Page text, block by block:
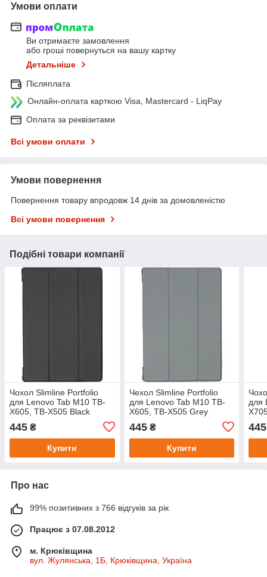
Умови оплати
Ви отримаєте замовлення
або гроші повернуться на вашу картку
Детальніше
Післяплата
Онлайн-оплата карткою Visa, Mastercard - LiqPay
Оплата за реквізитами
Всі умови оплати
Умови повернення
Повернення товару впродовж 14 днів за домовленістю
Всі умови повернення
Подібні товари компанії
Чохол Slimline Portfolio
для Lenovo Tab M10 TB-
X605, TB-X505 Black
445 ₴
Купити
Чехол Slimline Portfolio
для Lenovo Tab M10 TB-
X605, TB-X505 Grey
445₴
Купити
для
445
Про нас
99% позитивних з 766 відгуків за рік
Працює з 07.08.2012
м. Крюківщина
вул. Жулянська, 1Б, Крюківщина, Україна